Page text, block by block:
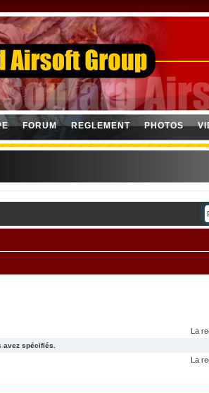
FORUM REGLEMENT PHOTOS
La
spécifiés.
La